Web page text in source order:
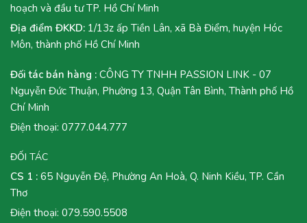
hoạch và đầu tư TP. Hồ Chí Minh
Địa điểm ĐKKD: 1/13z ấp Tiền Lân, xã Bà Điểm, huyện Hóc
Môn, thành phố Hồ Chí Minh
Đối tác bán hàng : CÔNG TY TNHH PASSION LINK - 07
Nguyễn Đức Thuận, Phường 13, Quận Tân Bình, Thành phố Hồ
Chí Minh
Điện thoại: 0777.044.777
ĐỐI TÁC
CS 1 : 65 Nguyễn Đệ, Phường An Hoà, Q. Ninh Kiều, TP. Cần
Thơ
Điện thoại: 079.590.5508